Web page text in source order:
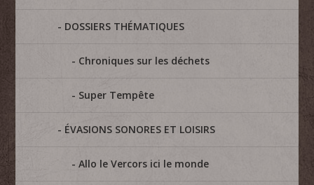
DOSSIERS THÉMATIQUES
Chroniques sur les déchets
Super Tempête
ÉVASIONS SONORES ET LOISIRS
Allo le Vercors ici le monde